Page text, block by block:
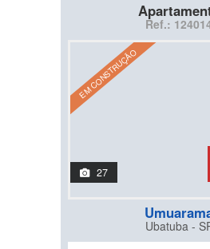
Ref.:
EM CONSTRUÇÃO
27
Ubatuba -